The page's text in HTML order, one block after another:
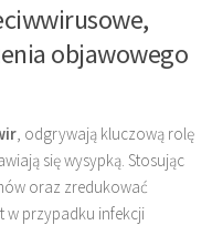
objawowego
, odgrywają kluczową rolę
się wysypką. Stosując
oraz zredukować
w przypadku infekcji